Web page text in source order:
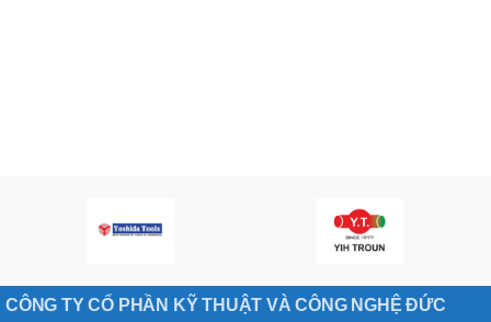
CÔNG TY CỔ PHẦN KỸ THUẬT VÀ CÔNG NGHỆ ĐỨC